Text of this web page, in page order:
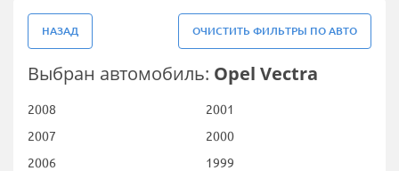
НАЗАД ОЧИСТИТЬ ФИЛЬТРЫ ПО АВТО
Выбран автомобиль: Opel Vectra
2008
2007
2006
2001
2000
1999